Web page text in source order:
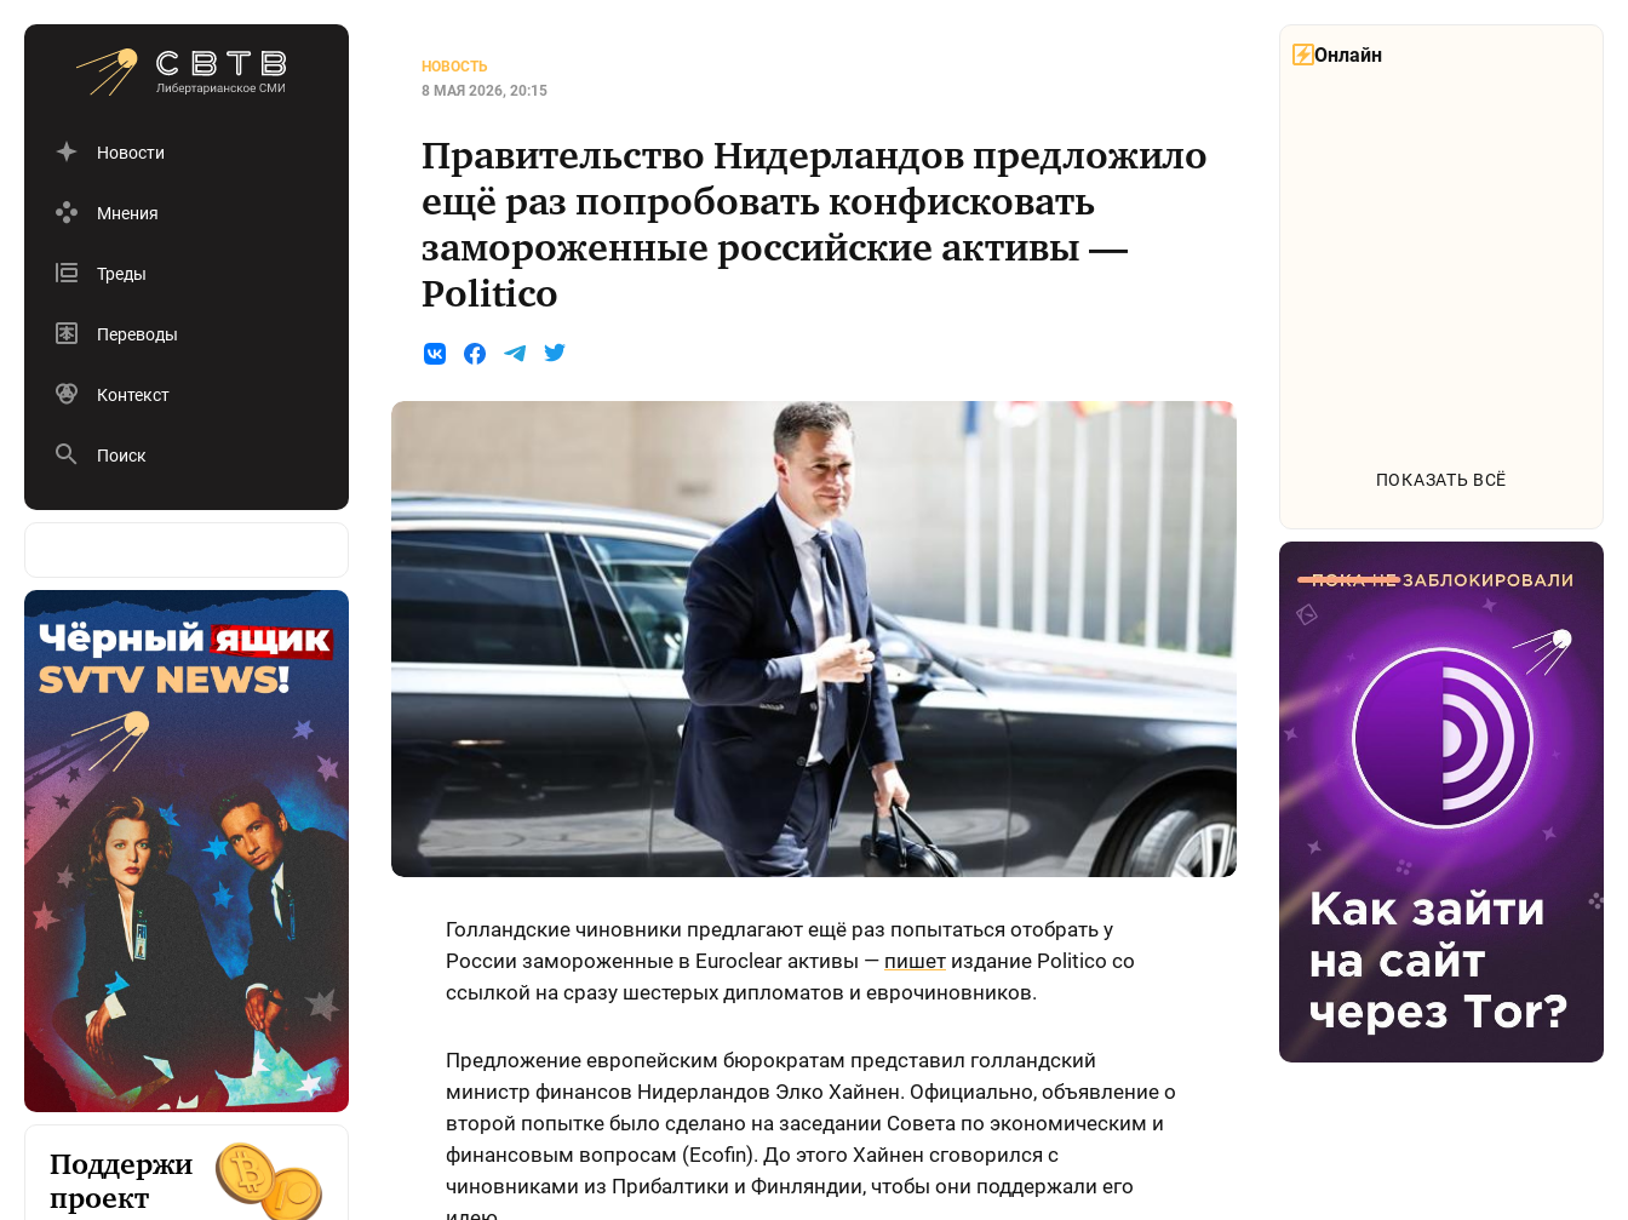
Новости
Мнения
Треды
Переводы
Контекст
Поиск
Поддержи
проект
Онлайн
ПОКАЗАТЬ ВСЁ
НОВОСТЬ
8 МАЯ 2026, 20:15
Правительство Нидерландов предложило
ещё раз попробовать конфисковать
замороженные российские активы —
Politico
Голландские чиновники предлагают ещё раз попытаться отобрать у
России замороженные в Euroclear активы — пишет издание Politico со
ссылкой на сразу шестерых дипломатов и еврочиновников.
Предложение европейским бюрократам представил голландский
министр финансов Нидерландов Элко Хайнен. Официально, объявление о
второй попытке было сделано на заседании Совета по экономическим и
финансовым вопросам (Ecofin). До этого Хайнен сговорился с
чиновниками из Прибалтики и Финляндии, чтобы они поддержали его